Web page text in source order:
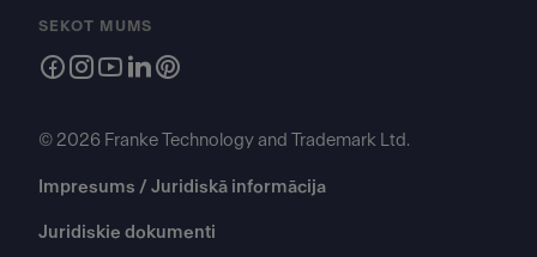
SEKOT MUMS
© 2026 Franke Technology and Trademark Ltd.
Impresums / Juridiskā informācija
Juridiskie dokumenti